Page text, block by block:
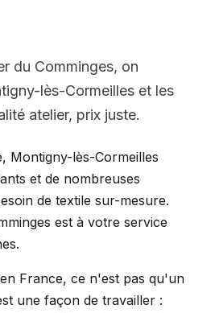
du Comminges, on
lès-Cormeilles et les
atelier, prix juste.
Montigny-lès-Cormeilles
et de nombreuses
de textile sur-mesure.
est à votre service
France, ce n'est pas qu'un
une façon de travailler :